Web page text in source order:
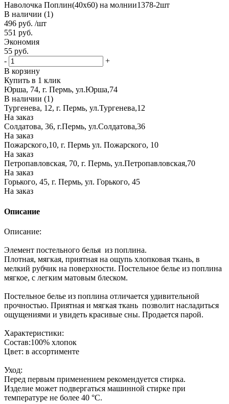
Наволочка Поплин(40х60) на молнии1378-2шт
В наличии (1)
496 руб. /шт
551 руб.
Экономия
55 руб.
-
+
В корзину
Купить в 1 клик
Юрша, 74, г. Пермь, ул.Юрша,74
В наличии (1)
Тургенева, 12, г. Пермь, ул.Тургенева,12
На заказ
Солдатова, 36, г.Пермь, ул.Солдатова,36
На заказ
Пожарского,10, г. Пермь ул. Пожарского, 10
На заказ
Петропавловская, 70, г. Пермь, ул.Петропавловская,70
На заказ
Горького, 45, г. Пермь, ул. Горького, 45
На заказ
Описание
Описание:
Элемент постельного белья из поплина.
Плотная, мягкая, приятная на ощупь хлопковая ткань, в
мелкий рубчик на поверхности. Постельное белье из поплина
мягкое, с легким матовым блеском.
Постельное белье из поплина отличается удивительной
прочностью. Приятная и мягкая ткань позволит насладиться
ощущениями и увидеть красивые сны. Продается парой.
Характеристики:
Состав:100% хлопок
Цвет: в ассортименте
Уход:
Перед первым применением рекомендуется стирка.
Изделие может подвергаться машинной стирке при
температуре не более 40 °С.